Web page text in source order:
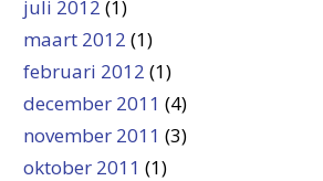
juli 2012 (1)
maart 2012 (1)
februari 2012 (1)
december 2011 (4)
november 2011 (3)
oktober 2011 (1)